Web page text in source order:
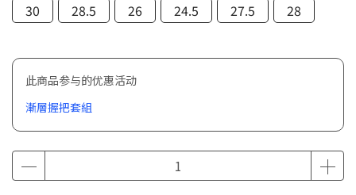
30
28.5 26 24.5 27.5 28
此商品参与的优惠活动
漸層握把套組